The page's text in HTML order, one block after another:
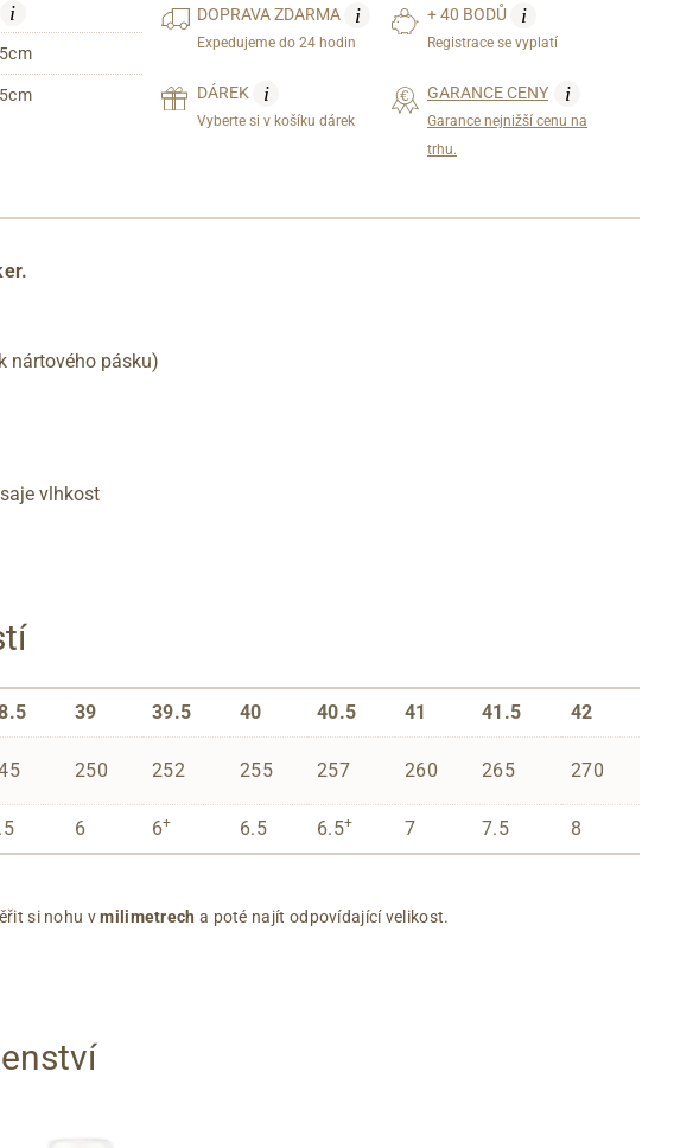
i DOPRAVAZDARMA i
Expedujeme do 24 hodin
+ 40 BODŮ i
Registrace se vyplatí
DÁREK i
Vyberte si v košíku dárek
GARANCE CENY i
Garance nejnižší cenu na
trhu.
nártového pásku)
vlhkost
39 39.5 40 40.5 41 41.5 42
250 252 255 257 260 265 270
6 6+ 6.5 6.5+ 7 7.5 8
si nohu vmilimetrech a poté najít odpovídající velikost.